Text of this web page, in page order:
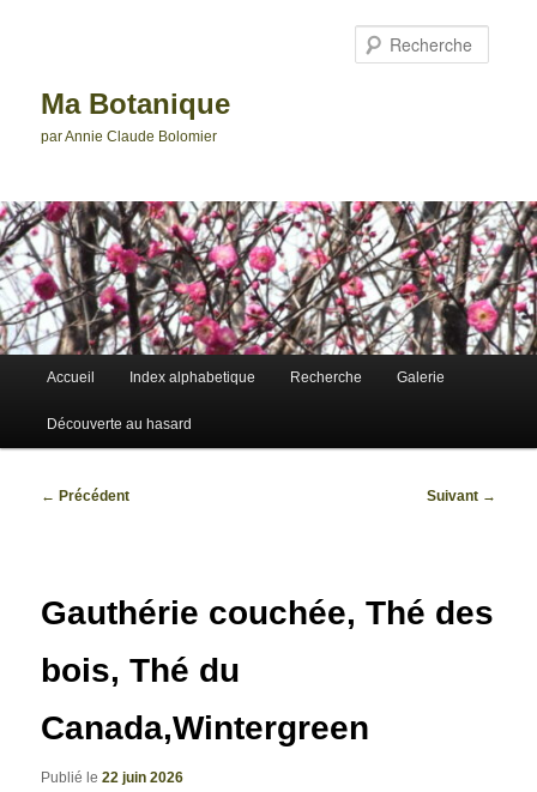
Ma Botanique
par Annie Claude Bolomier
Accueil Index alphabetique Recherche Galerie
Découverte au hasard
Navigation
← Précédent Suivant →
Gauthérie couchée, Thé des
bois, Thé du
Canada,Wintergreen
Publié le22 juin 2026